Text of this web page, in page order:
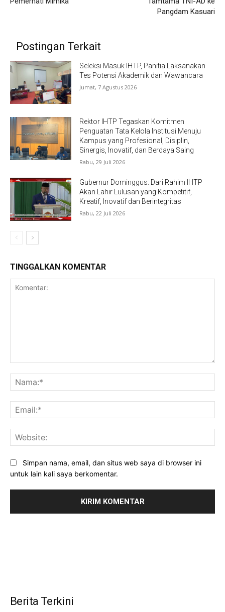
Pangdam Kasuari
Postingan Terkait
Seleksi Masuk IHTP, Panitia Laksanakan
Tes Potensi Akademik dan Wawancara
Jumat, 7 Agustus 2026
Rektor IHTP Tegaskan Komitmen
Penguatan Tata Kelola Institusi Menuju
Kampus yang Profesional, Disiplin,
Sinergis, Inovatif, dan Berdaya Saing
Rabu, 29 Juli 2026
Gubernur Dominggus: Dari Rahim IHTP
Akan Lahir Lulusan yang Kompetitif,
Kreatif, Inovatif dan Berintegritas
Rabu, 22 Juli 2026
TINGGALKAN KOMENTAR
Simpan nama, email, dan situs web saya di browser ini
untuk lain kali saya berkomentar.
Berita Terkini